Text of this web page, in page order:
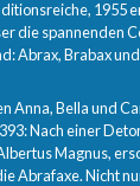
1955
die spannenden
Abrax, Brabax
Anna, Bella und
Nach einer
Magnus,
Abrafaxe. Nicht